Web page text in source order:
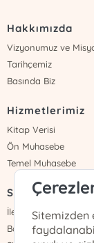
Hakkımızda
Vizyonumuz ve
Tarihçemiz
Basında Biz
Hizmetlerimiz
Kitap Verisi
Ön Muhasebe
Temel Muhasebe
Sayfalar
İletişim
Banka Hesapları
Sitemizden